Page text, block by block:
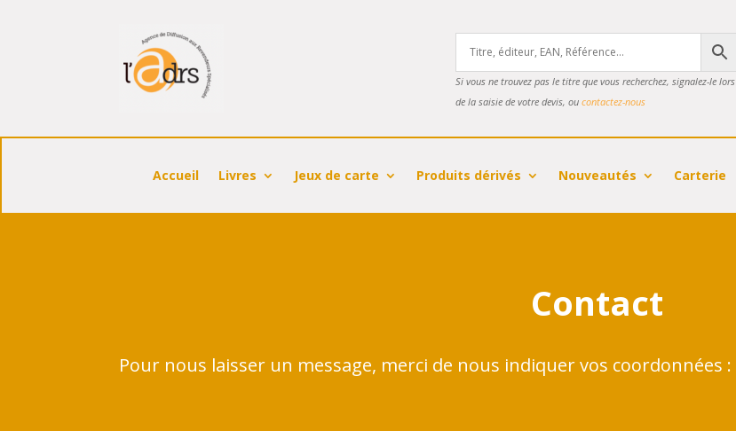
Si vous ne trouvez pas le titre que vous recherchez, signalez-le lors
de la saisie de votre devis, ou contactez-nous
Accueil Livres Jeux de carte Produits dérivés Nouveautés Carterie
Contact
Pour nous laisser un message, merci de nous indiquer vos coordonnées :